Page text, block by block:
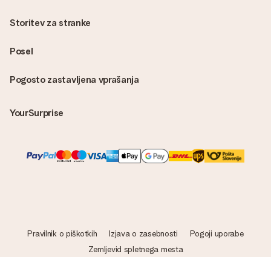
Pogosto zastavljena vprašanja
YourSurprise
Storitev za stranke
Posel
Pravilnik o piškotkih Izjava o zasebnosti
Pogoji uporabe
Zemljevid spletnega mesta